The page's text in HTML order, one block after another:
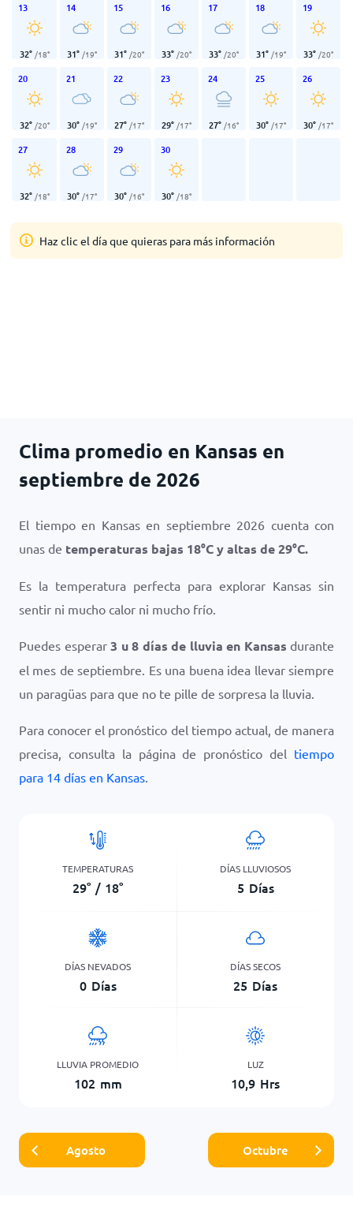
13
32° /18°
14
31° /19°
15
31° /20°
16
33° /20°
17
33° /20°
18
31° /19°
19
33° /20°
20
32° /20°
21
30° /19°
22
27° /17°
23
29° /17°
24
27° /16°
25
30° /17°
26
30° /17°
27
32° /18°
28
30° /17°
29
30° /16°
30
30° /18°
Haz clic el día que quieras para más información
Clima promedio en Kansas en
septiembre de 2026
El tiempo en Kansas en septiembre 2026 cuenta con
unas de temperaturas bajas 18°Cy altas de29°C.
Es la temperatura perfecta para explorar Kansas sin
sentir ni mucho calor ni mucho frío.
Puedes esperar 3 u 8 días de lluvia en Kansas durante
el mes de septiembre. Es una buena idea llevar siempre
un paragüas para que no te pille de sorpresa la lluvia.
Para conocer el pronóstico del tiempo actual, de manera
precisa, consulta la página de pronóstico del tiempo
para 14 días en Kansas.
TEMPERATURAS
29° / 18°
DÍAS LLUVIOSOS
5 Días
DÍAS NEVADOS
0 Días
DÍAS SECOS
25 Días
LLUVIA PROMEDIO
102 mm
LUZ
10,9 Hrs
Agosto Octubre